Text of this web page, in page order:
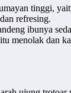
tinggi,
refresing.
ibunya
menolak dan